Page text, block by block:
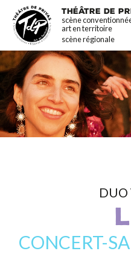
Aller
contenu
principal
THÉÂTRE DE
scène
art en territoire
scène régionale
La
Infos
DUO
CONCERT-